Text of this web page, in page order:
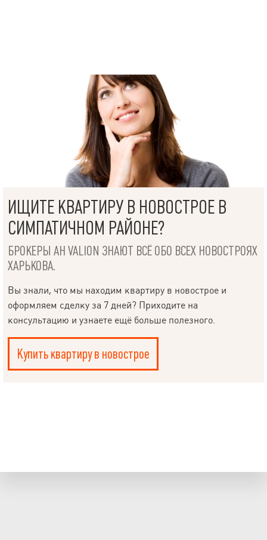
ИЩИТЕ КВАРТИРУ В НОВОСТРОЕ В
СИМПАТИЧНОМ РАЙОНЕ?
БРОКЕРЫ АН VALION ЗНАЮТ ВСЁ ОБО ВСЕХ НОВОСТРОЯХ
ХАРЬКОВА.
Вы знали, что мы находим квартиру в новострое и
оформляем сделку за 7 дней? Приходите на
консультацию и узнаете ещё больше полезного.
Купить квартиру в новострое